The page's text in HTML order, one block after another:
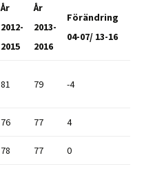
År
2012-
2015
År
2013-
2016
Förändring
04-07/ 13-16
81 79 -4
76 77 4
78 77 0